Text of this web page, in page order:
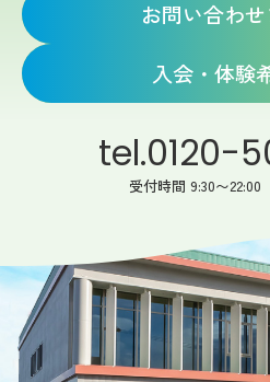
お問い合わ
入会・体験
tel.0120-
受付時間 9:30〜22:00